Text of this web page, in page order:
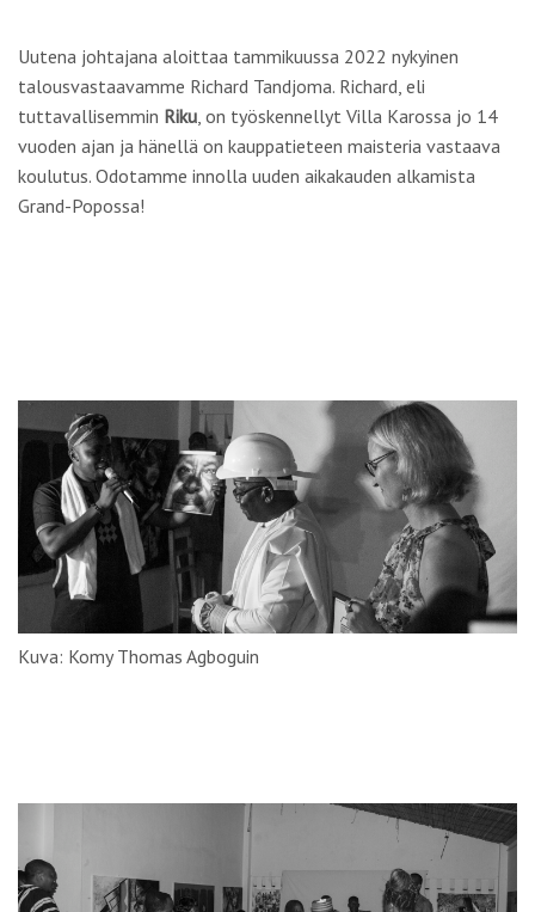
Uutena johtajana aloittaa tammikuussa 2022 nykyinen
talousvastaavamme Richard Tandjoma. Richard, eli
tuttavallisemmin Riku, on työskennellyt Villa Karossa jo 14
vuoden ajan ja hänellä on kauppatieteen maisteria vastaava
koulutus. Odotamme innolla uuden aikakauden alkamista
Grand-Popossa!
Kuva: Komy Thomas Agboguin